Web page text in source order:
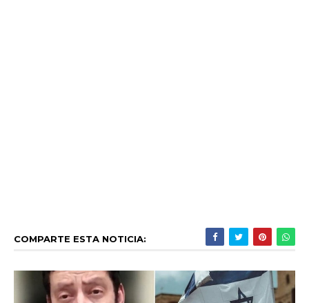
COMPARTE ESTA NOTICIA: